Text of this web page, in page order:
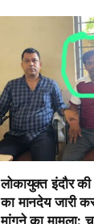
लोकायुक्त इंदौर की
का मानदेय जारी
मांगने का मामला: